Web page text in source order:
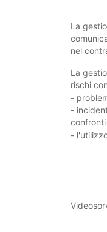
La
nel
La
rischi
-
-
-